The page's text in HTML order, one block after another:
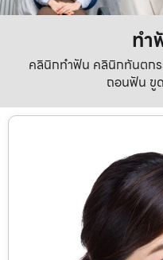
ทํา
คลินิกทำฟัน คลินิกทันตก
ถอนฟัน ขู